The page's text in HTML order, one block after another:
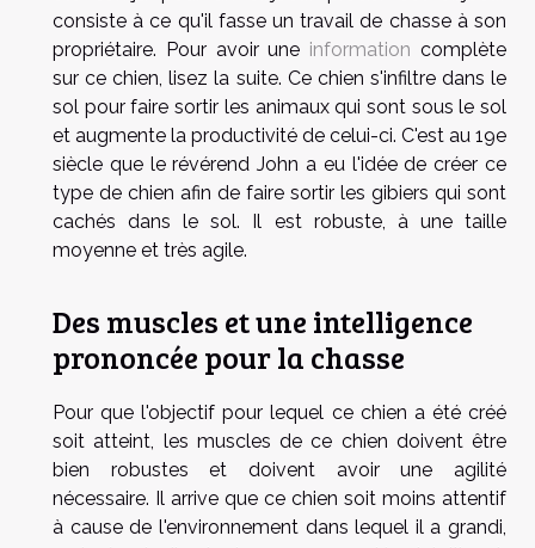
consiste à ce qu'il fasse un travail de chasse à son
propriétaire. Pour avoir une information complète
sur ce chien, lisez la suite. Ce chien s'infiltre dans le
sol pour faire sortir les animaux qui sont sous le sol
et augmente la productivité de celui-ci. C'est au 19e
siècle que le révérend John a eu l'idée de créer ce
type de chien afin de faire sortir les gibiers qui sont
cachés dans le sol. Il est robuste, à une taille
moyenne et très agile.
Des muscles et une intelligence
prononcée pour la chasse
Pour que l'objectif pour lequel ce chien a été créé
soit atteint, les muscles de ce chien doivent être
bien robustes et doivent avoir une agilité
nécessaire. Il arrive que ce chien soit moins attentif
à cause de l'environnement dans lequel il a grandi,